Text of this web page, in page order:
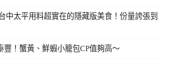
中太平用料超實在的隱藏版美食！份量誇張到
豐！蟹黃、鮮蝦小籠包CP值夠高～